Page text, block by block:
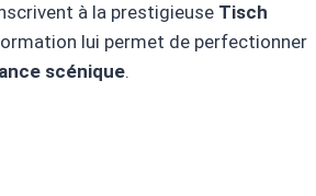
à la prestigieuse Tisch
lui permet de perfectionner
scénique.